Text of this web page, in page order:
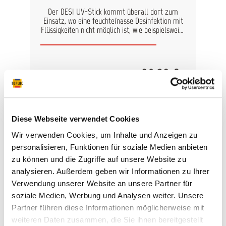
Diese Webseite verwendet Cookies
Wir verwenden Cookies, um Inhalte und Anzeigen zu
personalisieren, Funktionen für soziale Medien anbieten
zu können und die Zugriffe auf unsere Website zu
analysieren. Außerdem geben wir Informationen zu Ihrer
Verwendung unserer Website an unsere Partner für
soziale Medien, Werbung und Analysen weiter. Unsere
Partner führen diese Informationen möglicherweise mit
weiteren Daten zusammen, die Sie ihnen bereitgestellt
Der DESI UV-Stick kommt überall dort zum
Einsatz, wo eine feuchte/nasse Desinfektion mit
Flüssigkeiten nicht möglich ist, wie beispielsweise
Geräten. Der Stick erzeugt UVC-Strahlung,
Bakterien eliminiert. Dank seiner kompakten
99,9% Sterilisation in ca. 33 Sekunden sicher,
ungiftig und geruchsneutral Dual-Band-
Sterilisation akkubetrieben, per USB-C aufladbar
mit Kindersicherung Einsatzgebiete:
elektronische Geräte Tastaturen, Touchdisplays
oder andere Bedienelemente Tür-, Werkzeug-
oder Einkaufswagengriffe Lenkräder
Werkzeuggriffe Hotelzimmer usw. ACHTUNG:
Nicht auf Haut oder in die Augen strahlen!!!
96,39 €*